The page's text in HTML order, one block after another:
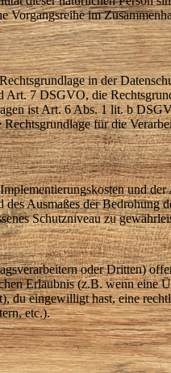
im
in der
7 DSGVO, die
ist Art. 6 Abs. 1 lit. b
für die
und
Ausmaßes der Bedrohung
Schutzniveau zu
oder Dritten)
Erlaubnis (z.B. wenn eine
du eingewilligt hast, eine
etc.).